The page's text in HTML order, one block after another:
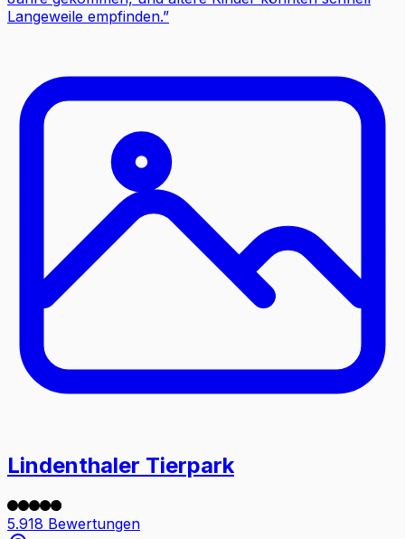
Langeweile empfinden.”
Lindenthaler Tierpark
5.918 Bewertungen